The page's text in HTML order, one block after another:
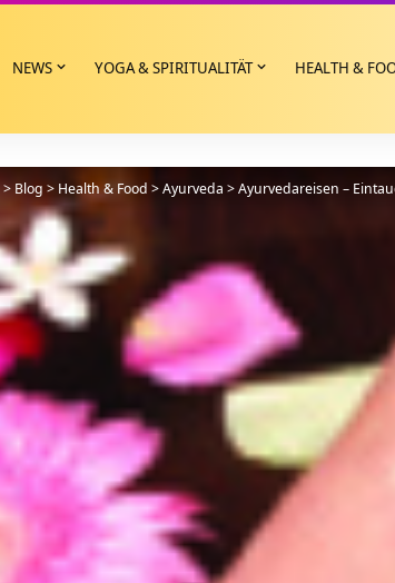
NEWS YOGA & SPIRITUALITÄT HEALTH &
> Blog > Health & Food >Ayurveda >Ayurvedareisen –